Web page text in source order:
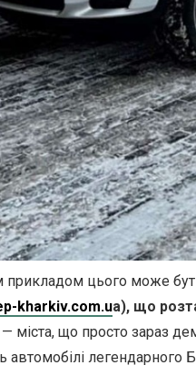
цього може
kharkiv.com.ua), що
міста, що просто зараз
автомобілі легендарного